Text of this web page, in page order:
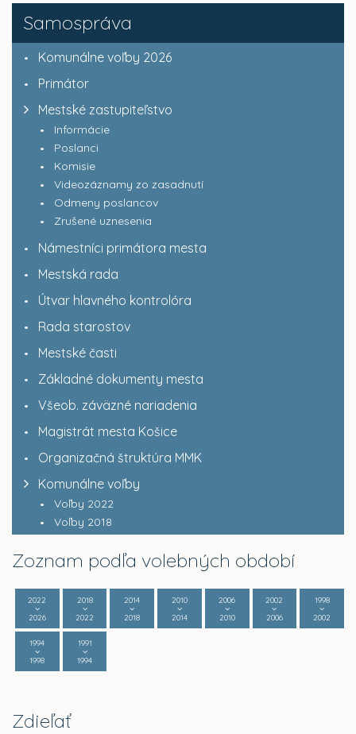
Samospráva
Komunálne voľby 2026
Primátor
Mestské zastupiteľstvo
Informácie
Poslanci
Komisie
Videozáznamy zo zasadnutí
Odmeny poslancov
Zrušené uznesenia
Námestníci primátora mesta
Mestská rada
Útvar hlavného kontrolóra
Rada starostov
Mestské časti
Základné dokumenty mesta
Všeob. záväzné nariadenia
Magistrát mesta Košice
Organizačná štruktúra MMK
Komunálne voľby
Voľby 2022
Voľby 2018
Zoznam podľa volebných období
2022
2026
2018
2022
2014
2018
2010
2014
2006
2010
2002
2006
1998
2002
1994
1998
1991
1994
Zdieľať